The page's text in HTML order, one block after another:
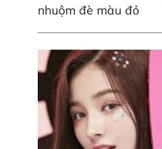
nhuộm đè màu đỏ